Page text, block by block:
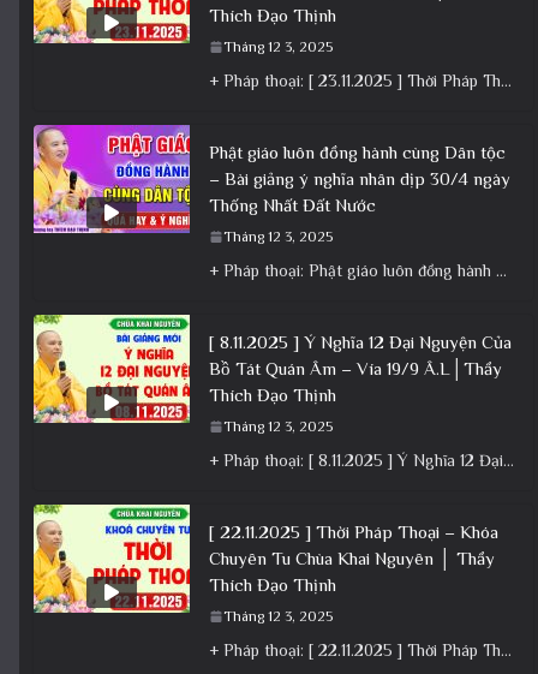
Thích Đạo Thịnh
Tháng 12 3, 2025
+ Pháp thoại: [ 23.11.2025 ] Thời Pháp Thoại – Khóa Chuyên Tu Chùa Khai Nguyên│Thầy Thích Đạo Thịnh +
Phật giáo luôn đồng hành cùng Dân tộc
– Bài giảng ý nghĩa nhân dịp 30/4 ngày
Thống Nhất Đất Nước
Tháng 12 3, 2025
+ Pháp thoại: Phật giáo luôn đồng hành cùng Dân tộc – Bài giảng ý nghĩa nhân dịp 30/4 ngày
[ 8.11.2025 ] Ý Nghĩa 12 Đại Nguyện Của
Bồ Tát Quán Âm – Vía 19/9 Â.L│Thầy
Thích Đạo Thịnh
Tháng 12 3, 2025
+ Pháp thoại: [ 8.11.2025 ] Ý Nghĩa 12 Đại Nguyện Của Bồ Tát Quán Âm – Vía 19/9 Â.L│Thầy
[ 22.11.2025 ] Thời Pháp Thoại – Khóa
Chuyên Tu Chùa Khai Nguyên │ Thầy
Thích Đạo Thịnh
Tháng 12 3, 2025
+ Pháp thoại: [ 22.11.2025 ] Thời Pháp Thoại – Khóa Chuyên Tu Chùa Khai Nguyên │ Thầy Thích Đạo